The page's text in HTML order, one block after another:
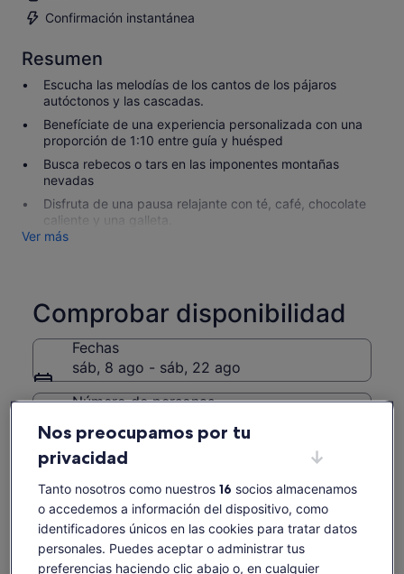
Confirmación instantánea
Resumen
Escucha las melodías de los cantos de los pájaros
autóctonos y las cascadas.
Benefíciate de una experiencia personalizada con una
proporción de 1:10 entre guía y huésped
Busca rebecos o tars en las imponentes montañas
nevadas
Disfruta de una pausa relajante con té, café, chocolate
caliente y una galleta.
Ver más
Comprobar disponibilidad
Fechas
sáb, 8 ago - sáb, 22 ago
Número de personas
dom., 9 ago.
-
lun., 10 ago.
- 56 €
mié., 12 ago.
56 € 56 €
Ver entradas
Es posible que el contenido de esta página se haya
traducido automáticamente.
Ver texto original (inglés)
Nos preocupamos por tu
privacidad
Tanto nosotros como nuestros 16 socios almacenamos
o accedemos a información del dispositivo, como
identificadores únicos en las cookies para tratar datos
personales. Puedes aceptar o administrar tus
preferencias haciendo clic abajo o, en cualquier